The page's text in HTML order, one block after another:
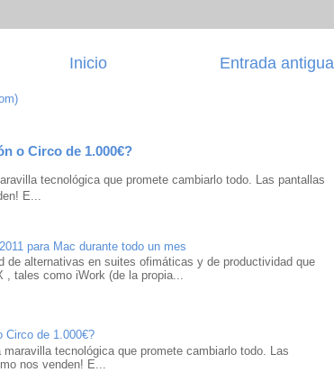
Entrada antigua
Inicio
o Circo de 1.000€?
tecnológica que promete cambiarlo todo. Las pantallas
E...
para Mac durante todo un mes
de alternativas en suites ofimáticas y de productividad que
, tales como iWork (de la propia...
Circo de 1.000€?
tecnológica que promete cambiarlo todo. Las
nos venden! E...